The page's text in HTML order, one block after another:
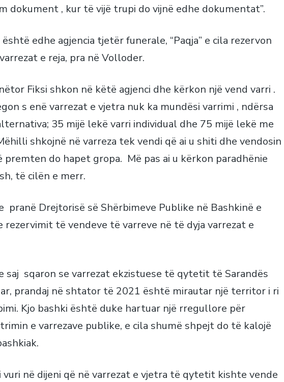
dokument , kur të vijë trupi do vijnë edhe dokumentat”.
edhe agjencia tjetër funerale, “Paqja” e cila rezervon
e reja, pra në Volloder.
Fiksi shkon në këtë agjenci dhe kërkon një vend varri .
s enë varrezat e vjetra nuk ka mundësi varrimi , ndërsa
35 mijë lekë varri individual dhe 75 mijë lekë me
shkojnë në varreza tek vendi që ai u shiti dhe vendosin
do hapet gropa. Më pas ai u kërkon paradhënie
të cilën e merr.
pranë Drejtorisë së Shërbimeve Publike në Bashkinë e
rezervimit të vendeve të varreve në të dyja varrezat e
saj sqaron se varrezat ekzistuese të qytetit të Sarandës
prandaj në shtator të 2021 është mirautar një territor i ri
Kjo bashki është duke hartuar një rregullore për
e varrezave publike, e cila shumë shpejt do të kalojë
vuri në dijeni që në varrezat e vjetra të qytetit kishte vende